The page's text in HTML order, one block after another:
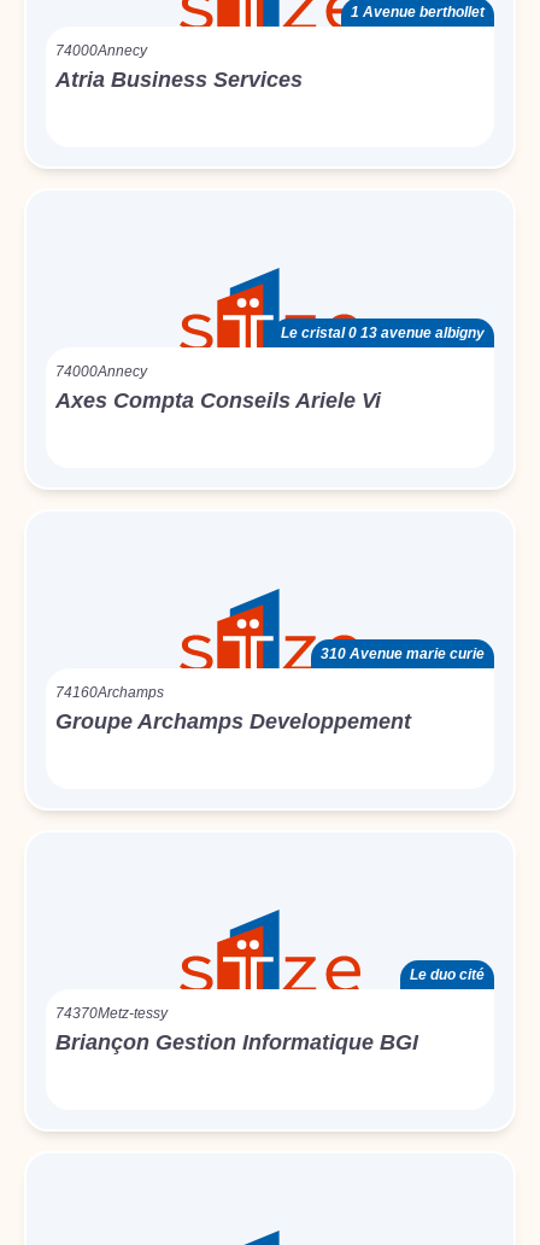
1 Avenue berthollet
74000Annecy
Atria Business Services
Le cristal 0 13 avenue albigny
74000Annecy
Axes Compta Conseils Ariele Vi
310 Avenue marie curie
74160Archamps
Groupe Archamps Developpement
Le duo cité
74370Metz-tessy
Briançon Gestion Informatique BGI